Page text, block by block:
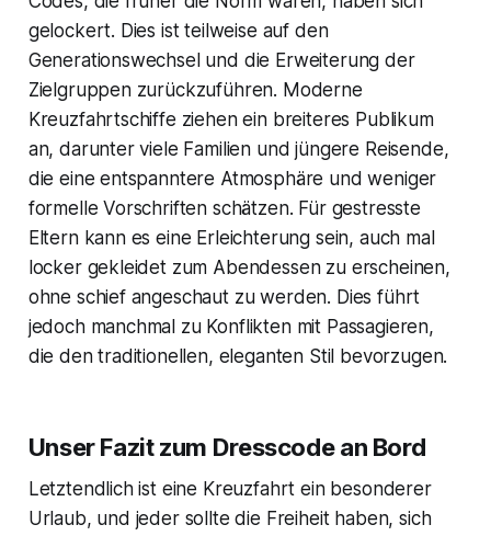
gelockert. Dies ist teilweise auf den
Generationswechsel und die Erweiterung der
Zielgruppen zurückzuführen. Moderne
Kreuzfahrtschiffe ziehen ein breiteres Publikum
an, darunter viele Familien und jüngere Reisende,
die eine entspanntere Atmosphäre und weniger
formelle Vorschriften schätzen. Für gestresste
Eltern kann es eine Erleichterung sein, auch mal
locker gekleidet zum Abendessen zu erscheinen,
ohne schief angeschaut zu werden. Dies führt
jedoch manchmal zu Konflikten mit Passagieren,
die den traditionellen, eleganten Stil bevorzugen.
Unser Fazit zum Dresscode an Bord
Letztendlich ist eine Kreuzfahrt ein besonderer
Urlaub, und jeder sollte die Freiheit haben, sich